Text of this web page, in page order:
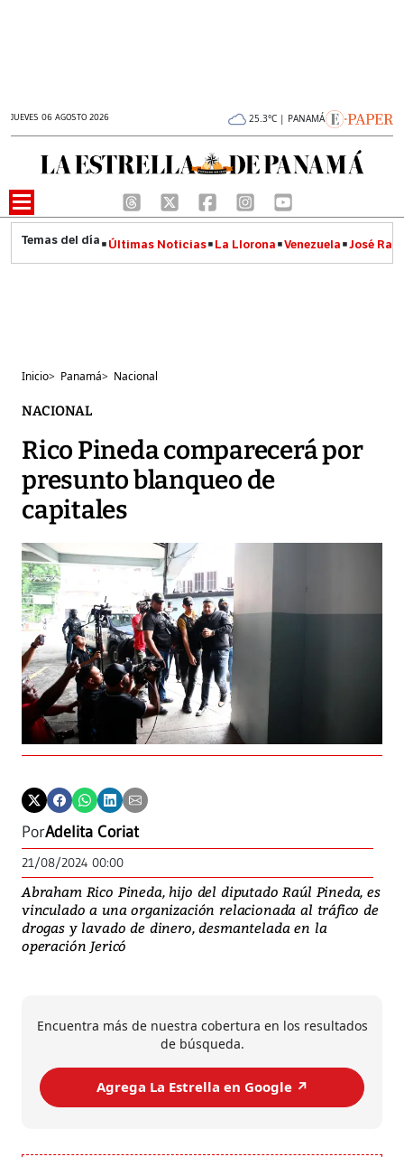
JUEVES 06 AGOSTO 2026 25.3°C | PANAMÁ
Últimas Noticias La Llorona Venezuela José
Inicio> Panamá> Nacional
NACIONAL
Rico Pineda comparecerá por
presunto blanqueo de
capitales
PorAdelita Coriat
21/08/2024 00:00
Abraham Rico Pineda, hijo del diputado Raúl Pineda, es
vinculado a una organización relacionada al tráfico de
drogas y lavado de dinero, desmantelada en la
operación Jericó
Encuentra más de nuestra cobertura en los resultados
de búsqueda.
Agrega La Estrella en Google ↗️